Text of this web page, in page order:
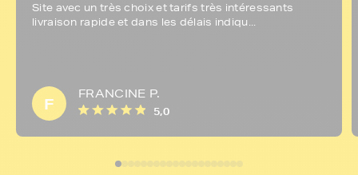
Site avec un très choix et tarifs très intéressants
livraison rapide et dans les délais indiqu...
F
FRANCINE P.
5,0